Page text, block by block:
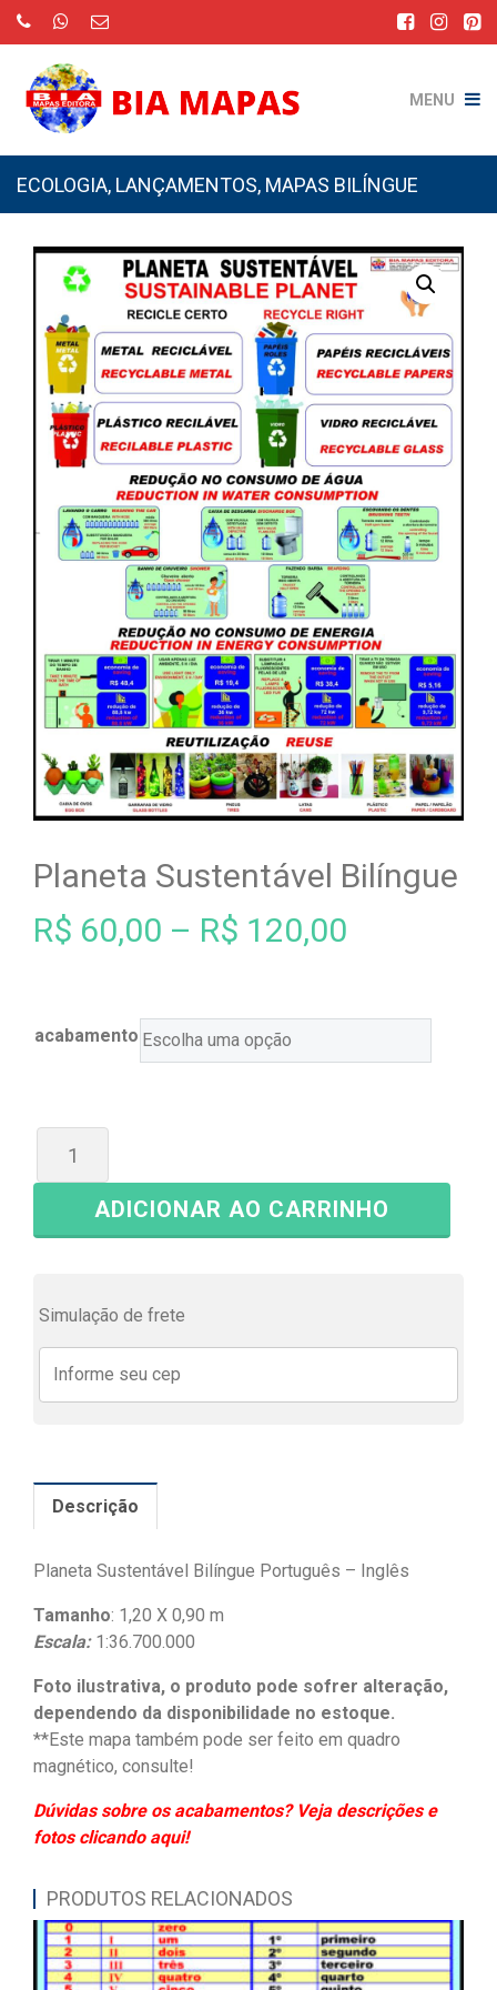
MENU
ECOLOGIA, LANÇAMENTOS, MAPAS BILÍNGUE
Planeta Sustentável Bilíngue
R$ 60,00 – R$ 120,00
acabamento
ADICIONAR AO CARRINHO
Simulação de frete
Descrição
Planeta Sustentável Bilíngue Português – Inglês
Tamanho: 1,20 X 0,90 m
Escala: 1:36.700.000
Foto ilustrativa, o produto pode sofrer alteração,
dependendo da disponibilidade no estoque.
**Este mapa também pode ser feito em quadro
magnético, consulte!
Dúvidas sobre os acabamentos? Veja descrições e
fotos clicando aqui!
PRODUTOS RELACIONADOS